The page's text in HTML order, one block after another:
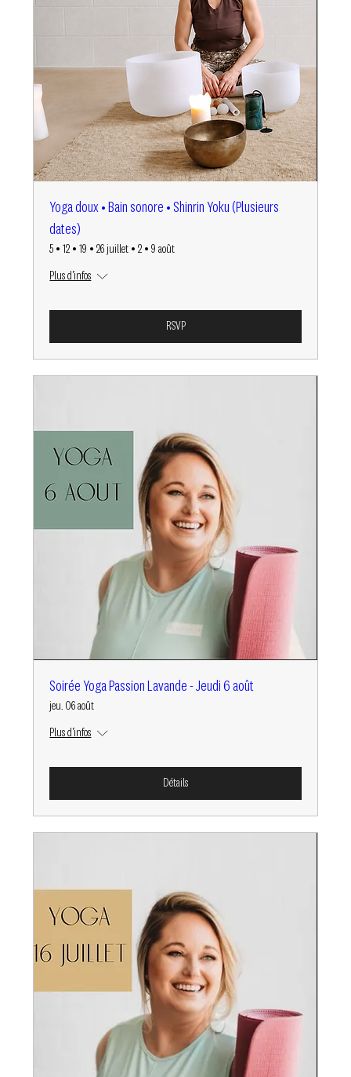
Yoga doux • Bain sonore • Shinrin Yoku (Plusieurs
dates)
5 • 12 • 19 • 26 juillet • 2 • 9 août
Plus d'infos
RSVP
Soirée Yoga Passion Lavande - Jeudi 6 août
jeu. 06 août
Plus d'infos
Détails